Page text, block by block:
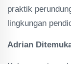
praktik
lingkungan
Adrian